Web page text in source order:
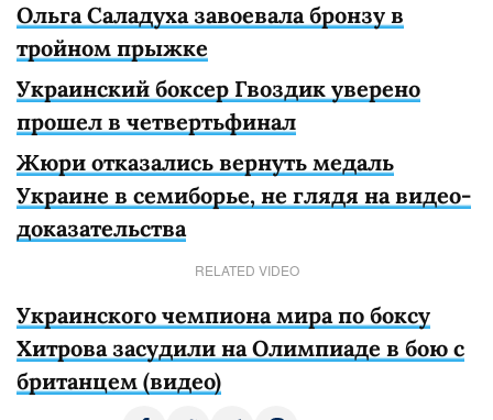
Ольга Саладуха завоевала бронзу в
тройном прыжке
Украинский боксер Гвоздик уверено
прошел в четвертьфинал
Жюри отказались вернуть медаль
Украине в семиборье, не глядя на видео-
доказательства
RELATED VIDEO
Украинского чемпиона мира по боксу
Хитрова засудили на Олимпиаде в бою с
британцем (видео)